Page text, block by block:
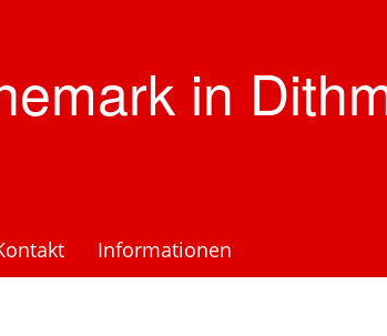
in
Informationen